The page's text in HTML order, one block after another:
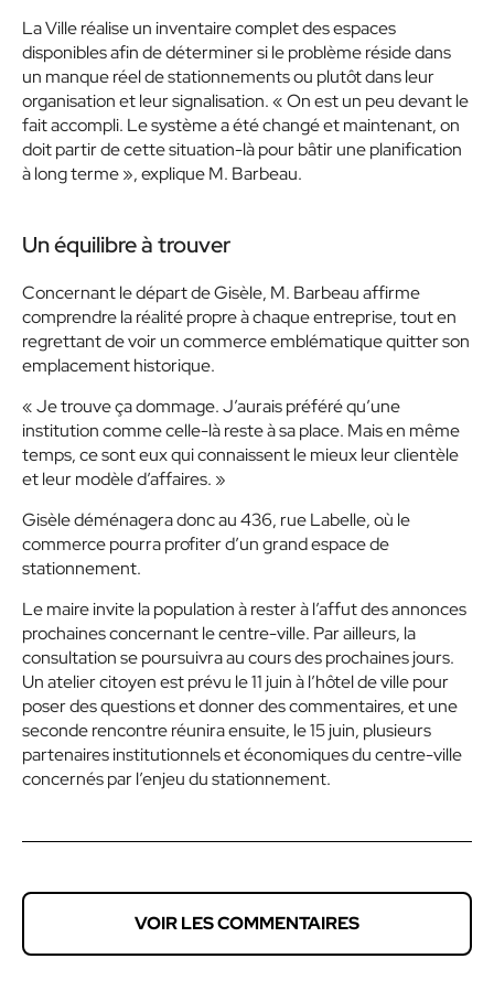
La Ville réalise un inventaire complet des espaces
disponibles afin de déterminer si le problème réside dans
un manque réel de stationnements ou plutôt dans leur
organisation et leur signalisation. « On est un peu devant le
fait accompli. Le système a été changé et maintenant, on
doit partir de cette situation-là pour bâtir une planification
à long terme », explique M. Barbeau.
Un équilibre à trouver
Concernant le départ de Gisèle, M. Barbeau affirme
comprendre la réalité propre à chaque entreprise, tout en
regrettant de voir un commerce emblématique quitter son
emplacement historique.
« Je trouve ça dommage. J’aurais préféré qu’une
institution comme celle-là reste à sa place. Mais en même
temps, ce sont eux qui connaissent le mieux leur clientèle
et leur modèle d’affaires. »
Gisèle déménagera donc au 436, rue Labelle, où le
commerce pourra profiter d’un grand espace de
stationnement.
Le maire invite la population à rester à l’affut des annonces
prochaines concernant le centre-ville. Par ailleurs, la
consultation se poursuivra au cours des prochaines jours.
Un atelier citoyen est prévu le 11 juin à l’hôtel de ville pour
poser des questions et donner des commentaires, et une
seconde rencontre réunira ensuite, le 15 juin, plusieurs
partenaires institutionnels et économiques du centre-ville
concernés par l’enjeu du stationnement.
VOIR LES COMMENTAIRES